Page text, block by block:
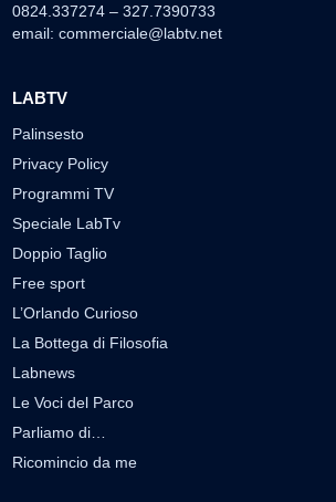
0824.337274 – 327.7390733
email: commerciale@labtv.net
LABTV
Palinsesto
Privacy Policy
Programmi TV
Speciale LabTv
Doppio Taglio
Free sport
L’Orlando Curioso
La Bottega di Filosofia
Labnews
Le Voci del Parco
Parliamo di…
Ricomincio da me